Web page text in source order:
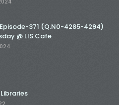
Episode-371 (Q.N0-4285-4294)
@ LIS Cafe